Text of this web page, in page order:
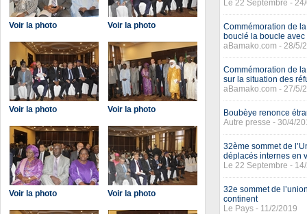
Voir la photo Voir la photo
Voir la photo Voir la photo
Voir la photo Voir la photo
Le 22 Septembre -
Commémoration de
bouclé la boucle
aBamako.com - 28/5/
Commémoration de
sur la situation des
aBamako.com - 27/5/
Boubèye renonce
Autre presse - 30/4/
32ème sommet de
déplacés internes en
Le 22 Septembre -
32e sommet de
continent
Le Pays - 11/2/2019